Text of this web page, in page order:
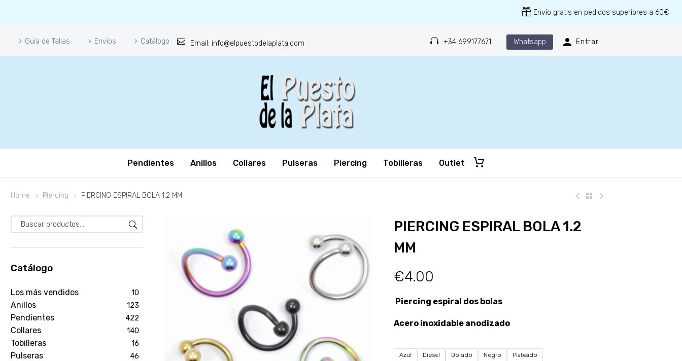
Envío gratis en pedidos superiores a 60€
Guía de Tallas Envíos Catálogo Email: info@elpuestodelaplata.com +34 699177671 Whatsapp Entrar
Pendientes Anillos Collares Pulseras Piercing Tobilleras Outlet
Home Piercing PIERCING ESPIRAL BOLA 1.2 MM
Catálogo
Los más vendidos 10
Anillos 123
Pendientes 422
Collares 140
Tobilleras 16
Pulseras 46
PIERCING ESPIRAL BOLA 1.2
MM
€4.00
Piercing espiral dos bolas
Acero inoxidable anodizado
Azul Diesel Dorado Negro Plateado